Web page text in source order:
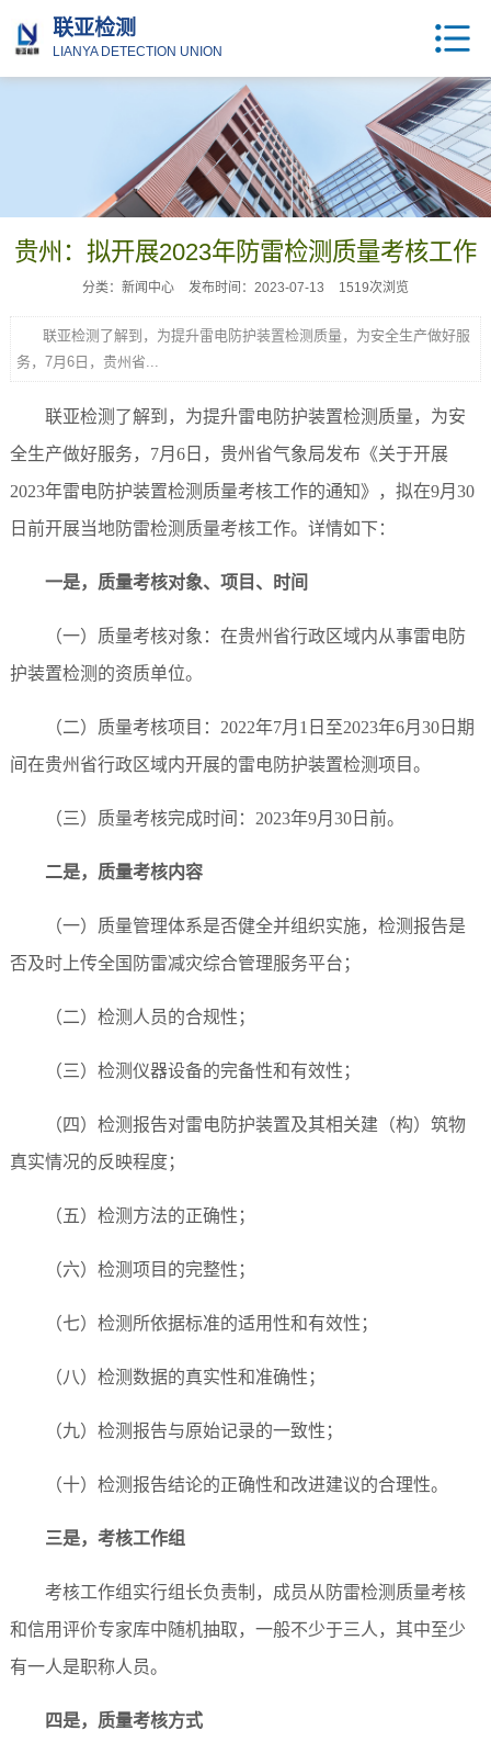
联亚检测
LIANYA DETECTION UNION
贵州：拟开展2023年防雷检测质量考核工作
分类：新闻中心 发布时间：2023-07-13 1519次浏览
联亚检测了解到，为提升雷电防护装置检测质量，为安全生产做好服
务，7月6日，贵州省...
联亚检测了解到， 为提升雷电防护装置检测质量，为安
全生产做好服务 ， 7月6日，贵州省气象局发布《关于开展
2023年雷电防护装置检测质量考核工作的通知》
， 拟在9月30
日前开展当地防雷检测质量考核工作。详情如下：
一是， 质量考核对象、项目、时间
（一）质量考核对象：在贵州省行政区域内从事雷电防
护装置检测的资质单位。
（二）质量考核项目： 2022年7月1日至2023年6月30日期
间在贵州省行政区域内开展的雷电防护装置检测项目。
（三）质量考核完成时间： 2023年9月30日前。
二是， 质量考核内容
（一）质量管理体系是否健全并组织实施，检测报告是
否及时上传全国防雷减灾综合管理服务平台；
（二）检测人员的合规性；
（三）检测仪器设备的完备性和有效性；
（四）检测报告对雷电防护装置及其相关建（构）筑物
真实情况的反映程度；
（五）检测方法的正确性；
（六）检测项目的完整性；
（七）检测所依据标准的适用性和有效性；
（八）检测数据的真实性和准确性；
（九）检测报告与原始记录的一致性；
（十）检测报告结论的正确性和改进建议的合理性。
三是， 考核工作组
考核工作组实行组长负责制，成员从防雷检测质量考核
和信用评价专家库中随机抽取，一般不少于三人，其中至少
有一人是职称人员。
四是， 质量考核方式